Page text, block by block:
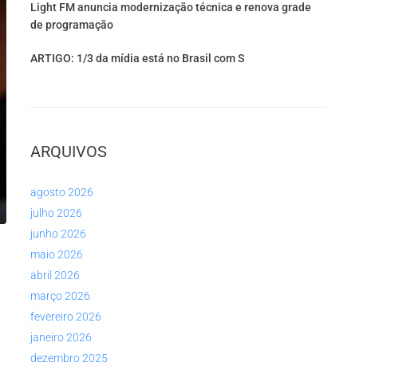
Light FM anuncia modernização técnica e renova grade
de programação
ARTIGO: 1/3 da mídia está no Brasil com S
ARQUIVOS
agosto 2026
julho 2026
junho 2026
maio 2026
abril 2026
março 2026
fevereiro 2026
janeiro 2026
dezembro 2025